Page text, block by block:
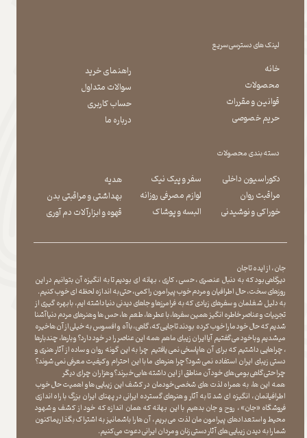
لینک های دسترسی سریع
دسته بندی محصولات
خانه
محصولات
قوانین و مقررات
حریم خصوصی
راهنمای خرید
سوالات متداول
حساب کاربری
درباره ما
دکوراسیون داخلی
مراقبت روان
​​​​​​​خوراکی و نوشیدنی
سفر و پیک نیک
لوازم مصرفی روزانه
​​​​​​​البسه و پوشاک
هدیه
بهداشتی و مراقبتی بدن
​​​​​​​قهوه و ابزارآلات دم آوری
جان ، از ایده تا جان
دیرگاهی بود که به دنبال عنصری ، حسی ، کاری ، بهانه ای بودیم تا به انگیزه آن بتوانیم در این
روزهای سخت ، حال اطرافیان و مردم خوب پیرامون را کمی ، حتی به اندازه لحظه ای خوب کنیم.
به دلیل شغلمان و سفرهای زیادی که به فرامرزها و جاهای دیدنی دنیا داشته ایم، با بهره گیری از
تجربیات و عناصر خاطره انگیز همین سفرها ، با عطر ها ، طعم ها ، حس ها و هنرهای مردم دنیا آشنا
شدیم که حال خود ما را خوب کرده بودند تا جایی که، گاهی ، با آه و افسوس به خیلی از آن ها خیره
میشدیم و با خود می گفتیم آیا ایران زیبای ما هم همه این عناصر را در خود دارد؟ و بارها ، چندبارها
، چراهایی داشتیم که برای آن ها پاسخی نمی یافتیم چرا به این گونه روان و ساده از آثار هنری و
دستی زیبای ایران استفاده نمی شود؟چرا هنرهای ما با این احترام و کیفیت معرفی نمی شوند؟
چرا حتی گاهی بومی های خود آن مناطق از این داشته ها بی خبرند؟و هزاران چرای دیگر
​​​​​​​ همه این ها، به همراه لذت های شخصی خودمان در کشف این زیبایی ها و اهمیت حال خوب
اطرافیانمان ، انگیزه ای شد تا به آثار و هنرهای گسترده ایرانی در پهنای ایران بزرگ با راه اندازی
فروشگاه «جان» ، روح و جان بدهیم با این بهانه که همان اندازه که خود از کشف و شهود
محیط و استعدادهای پیرامون مان لذت می بریم ، آن ها را با شما نیز به اشتراک بگذاریماکنون
شما را به دیدن زیبایی های آثار دستی زنان و مردان ایرانی دعوت می کنیم.